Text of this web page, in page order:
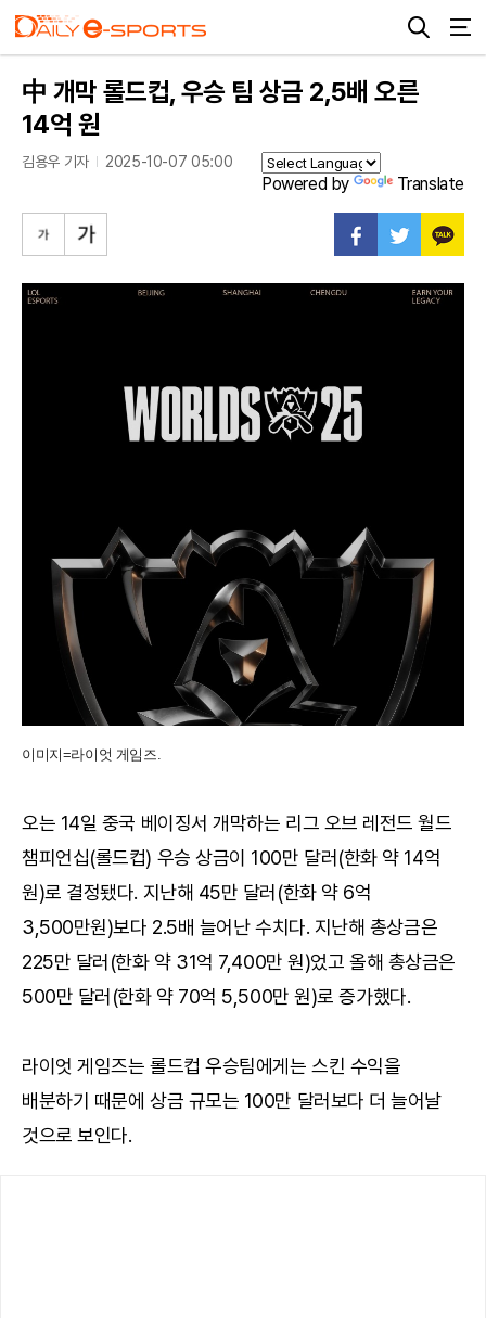
中 개막 롤드컵, 우승 팀 상금 2,5배 오른
14억 원
김용우 기자 2025-10-07 05:00
Powered by Translate
이미지=라이엇 게임즈.
오는 14일 중국 베이징서 개막하는 리그 오브 레전드 월드
챔피언십(롤드컵) 우승 상금이 100만 달러(한화 약 14억
원)로 결정됐다. 지난해 45만 달러(한화 약 6억
3,500만원)보다 2.5배 늘어난 수치다. 지난해 총상금은
225만 달러(한화 약 31억 7,400만 원)었고 올해 총상금은
500만 달러(한화 약 70억 5,500만 원)로 증가했다.
라이엇 게임즈는 롤드컵 우승팀에게는 스킨 수익을
배분하기 때문에 상금 규모는 100만 달러보다 더 늘어날
것으로 보인다.